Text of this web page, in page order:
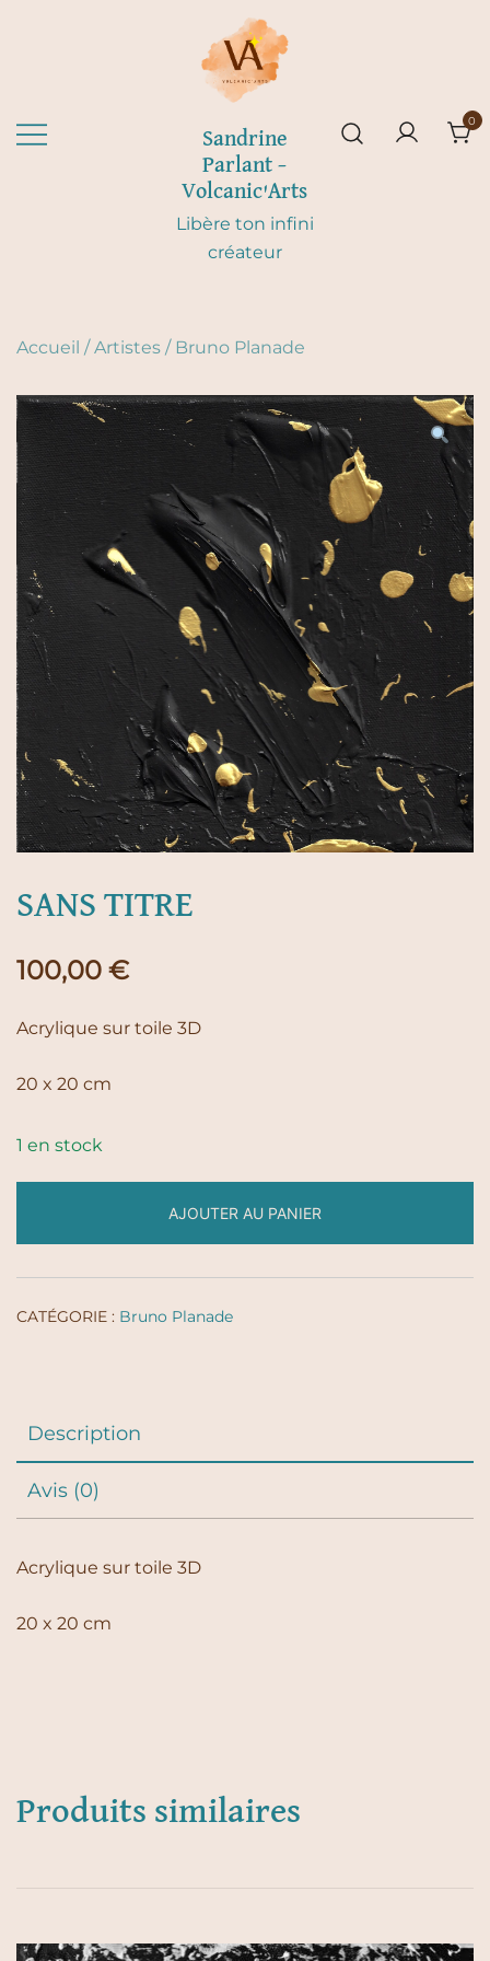
Sandrine
Parlant –
Volcanic'Arts
Libère ton infini
créateur
0
Accueil /Artistes / Bruno Planade
SANS TITRE
100,00 €
Acrylique sur toile 3D
20 x 20 cm
1 en stock
AJOUTER AU PANIER
CATÉGORIE : Bruno Planade
Description
Avis (0)
Acrylique sur toile 3D
20 x 20 cm
Produits similaires